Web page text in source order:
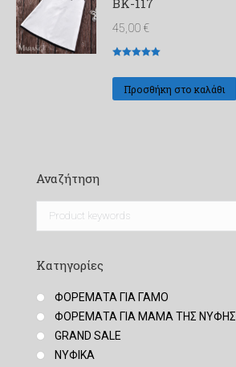
45,00 €
με5από 5
Προσθήκη στο καλάθι
Αναζήτηση
Κατηγορίες
ΦΟΡΕΜΑΤΑ ΓΙΑ ΓΑΜΟ
ΦΟΡΕΜΑΤΑ ΓΙΑ ΜΑΜΑ ΤΗΣ ΝΥΦΗΣ
GRAND SALE
ΝΥΦΙΚΑ